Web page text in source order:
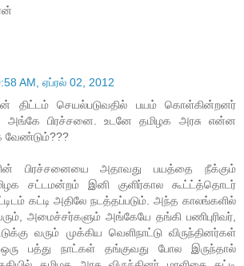
AM, ஏப்ரல் 02, 2012
திட்டம் செயல்படுவதில் பயம் கொள்கின்றனர்
அங்கே பிரச்சனை. உடனே தமிழக அரசு என்ன
வேண்டும்???
பிரச்சனையை அதாவது பயத்தை நீக்கும்
சட்டமன்றம் இனி குளிர்கால கூட்ட்த்தொடர்
கட்டி அதிலே நடத்தப்படும். அந்த காலங்களில்
அமைச்சர்களும் அங்கேயே தங்கி பணிபுரிவர்,
வரும் முக்கிய வெளிநாட்டு விருந்தினர்கள்
ஒரு பத்து நாட்கள் தங்குவது போல இருந்தால்